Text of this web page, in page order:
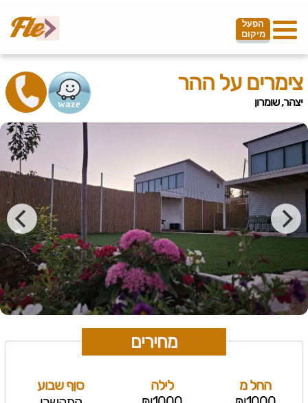
הפעל
מיקום
צימרים על ההר
יצהר, שומרון
מחירים
החל מ
לילה
סןף שבוע